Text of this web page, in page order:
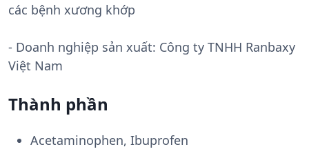
các bệnh xương khớp
- Doanh nghiệp sản xuất: Công ty TNHH Ranbaxy
Việt Nam
Thành phần
Acetaminophen, Ibuprofen